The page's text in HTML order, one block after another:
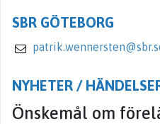
SBR GÖTEBORG
NYHETER /
Önskemål om